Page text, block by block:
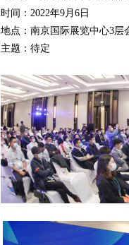
时间：2022年9月 6日
地点：南京国际展览中心3层
主题：待定